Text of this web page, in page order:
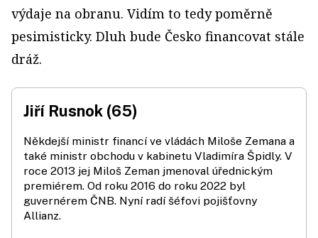
výdaje na obranu. Vidím to tedy poměrně
pesimisticky. Dluh bude Česko financovat stále
dráž.
Jiří Rusnok (65)
Někdejší ministr financí ve vládách Miloše Zemana a
také ministr obchodu v kabinetu Vladimíra Špidly. V
roce 2013 jej Miloš Zeman jmenoval úřednickým
premiérem. Od roku 2016 do roku 2022 byl
guvernérem ČNB. Nyní radí šéfovi pojišťovny
Allianz.